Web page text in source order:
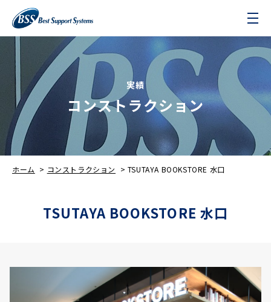
実績
コンストラクション
ホーム > コンストラクション > TSUTAYA BOOKSTORE 水口
TSUTAYA BOOKSTORE 水口